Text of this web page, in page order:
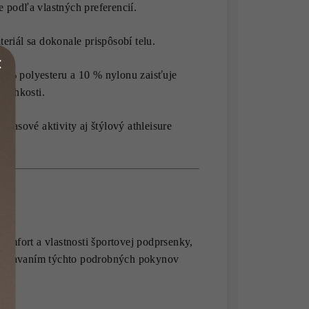
podľa vlastných preferencií.
sa dokonale prispôsobí telu.
% polyesteru a 10 % nylonu zaisťuje
vlhkosti.
aktivity aj štýlový athleisure
a vlastnosti športovej podprsenky,
týchto podrobných pokynov